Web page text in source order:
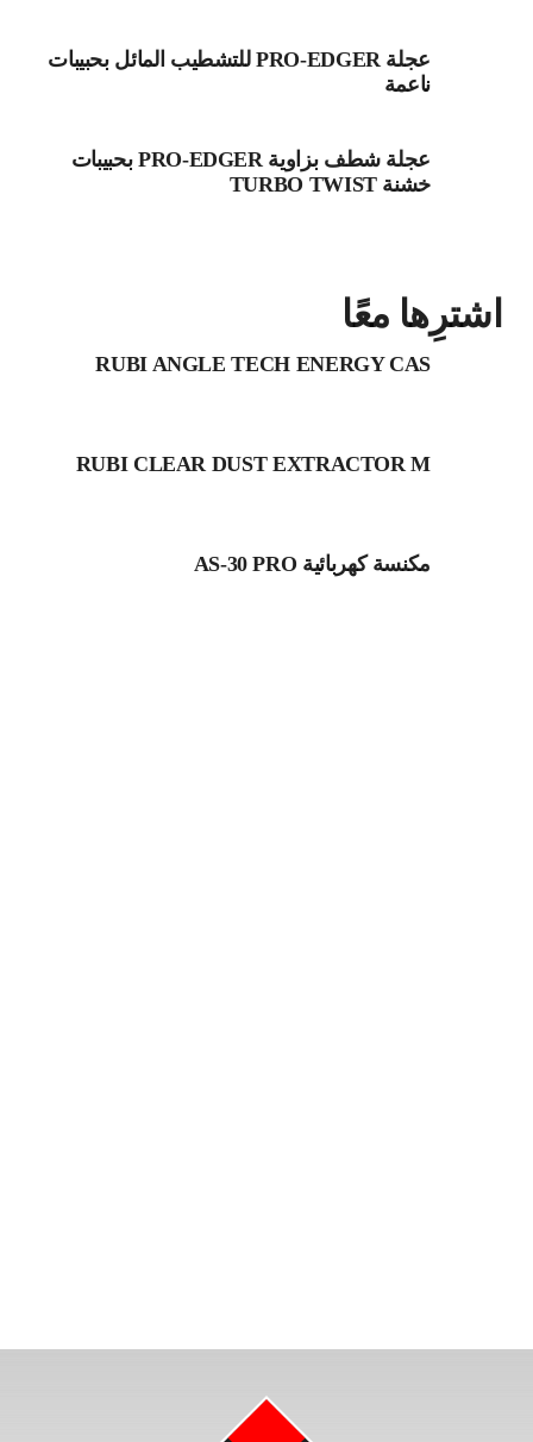
عجلة PRO-EDGER للتشطيب المائل بحبيبات
ناعمة
عجلة شطف بزاوية PRO-EDGER بحبيبات
خشنة TURBO TWIST
اشترِها معًا
RUBI ANGLE TECH ENERGY CAS
RUBI CLEAR DUST EXTRACTOR M
مكنسة كهربائية AS-30 PRO